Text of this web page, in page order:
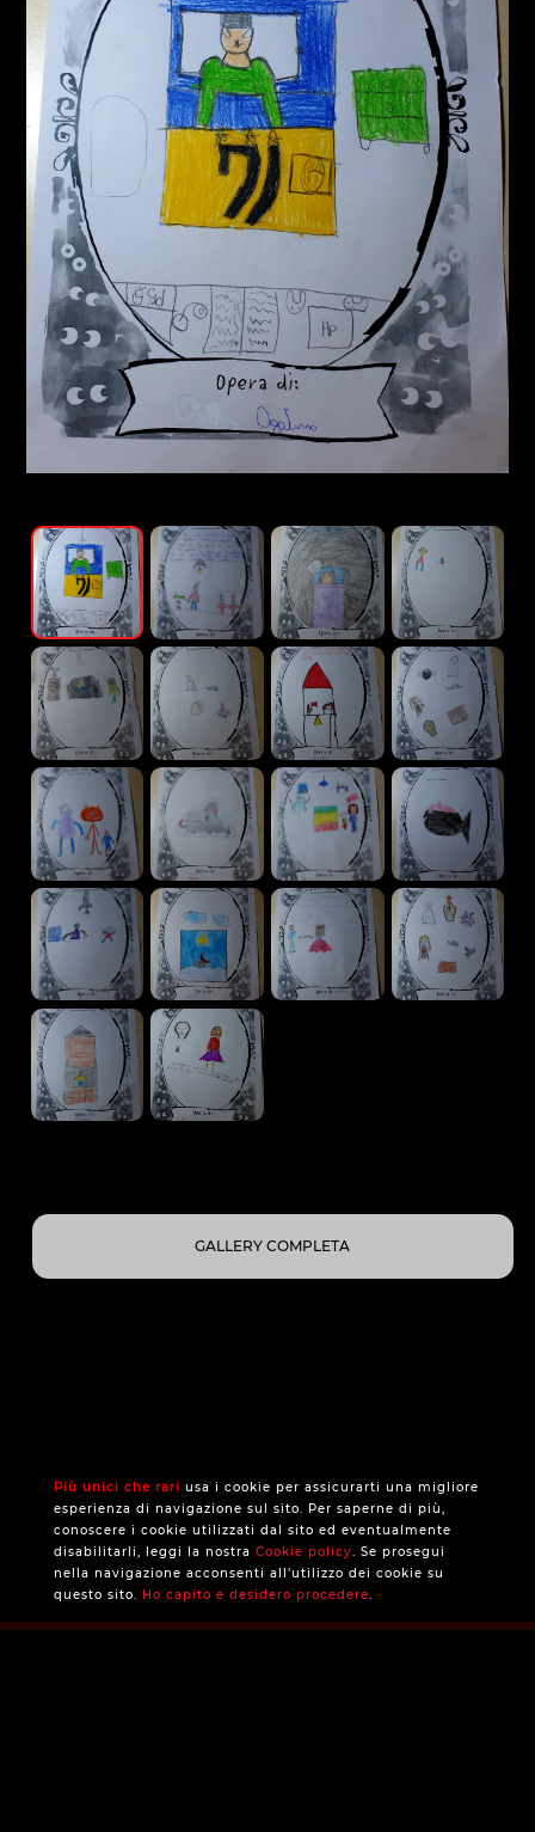
GALLERY COMPLETA
Più unici che rari usa i cookie per assicurarti una migliore
esperienza di navigazione sul sito. Per saperne di più,
conoscere i cookie utilizzati dal sito ed eventualmente
disabilitarli, leggi la nostra Cookie policy. Se prosegui
nella navigazione acconsenti all’utilizzo dei cookie su
questo sito. Ho capito e desidero procedere.